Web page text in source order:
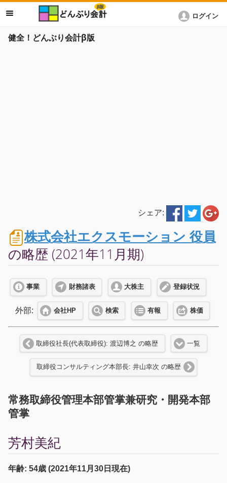
健全！どんぶり会計β版
ログイン
シェア:
株式会社エクスモーション 役員
の略歴 (2021年11月期)
事業 財務諸表 大株主 登録状況
外部: 会社HP 検索 有報 株価
取締役社長(代表取締役): 渡辺博之 の略歴 一覧
取締役コンサルティング本部長: 井山幸次 の略歴
常務取締役管理本部管掌兼研究・開発本部
管掌
芳村美紀
年齢: 54歳 (2021年11月30日現在)